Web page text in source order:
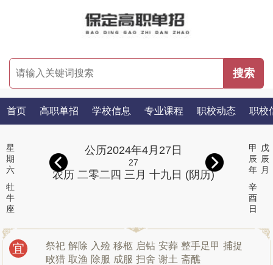
首页 高职单招 学校信息 专业课程 职校动态 职校
星
期
六
牡
牛
座
甲
辰
年
戊
辰
月
辛
酉
日
公历2024年4月27日
27
农历 二零二四 三月 十九日 (阴历)
宜 祭祀 解除 入殓 移柩 启钻 安葬 整手足甲 捕捉
畋猎 取渔 除服 成服 扫舍 谢土 斋醮